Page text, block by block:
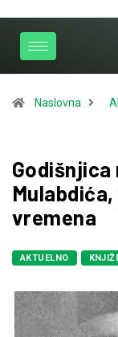
Naslovna
Godišnjica
vremena
AKTUELNO